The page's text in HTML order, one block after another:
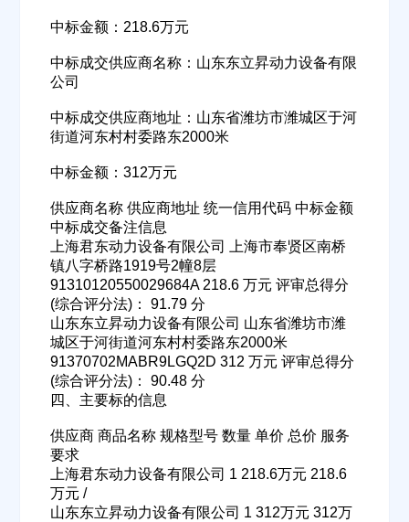
中标金额：218.6万元
中标成交供应商名称：山东东立昇动力设备有限
公司
中标成交供应商地址：山东省潍坊市潍城区于河
街道河东村村委路东2000米
中标金额：312万元
供应商名称 供应商地址 统一信用代码 中标金额
中标成交备注信息
上海君东动力设备有限公司 上海市奉贤区南桥
镇八字桥路1919号2幢8层
91310120550029684A 218.6 万元 评审总得分
(综合评分法)： 91.79 分
山东东立昇动力设备有限公司 山东省潍坊市潍
城区于河街道河东村村委路东2000米
91370702MABR9LGQ2D 312 万元 评审总得分
(综合评分法)： 90.48 分
四、主要标的信息
供应商 商品名称 规格型号 数量 单价 总价 服务
要求
上海君东动力设备有限公司 1 218.6万元 218.6
万元 /
山东东立昇动力设备有限公司 1 312万元 312万